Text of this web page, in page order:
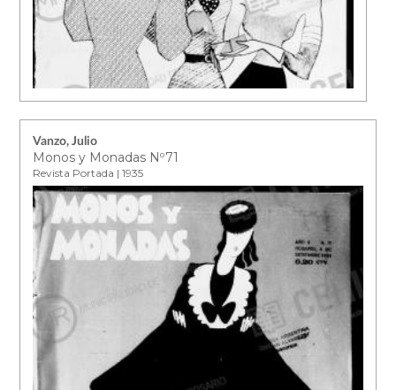
Vanzo, Julio
Monos y Monadas Nº71
Revista Portada | 1935